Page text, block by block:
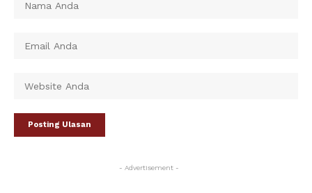
- Advertisement -